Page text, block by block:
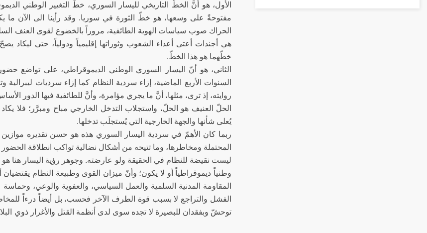
الأول، هو أنَّ الخطّ التاريخي لليسار السوري، خطّ التغيير الوطني
مفتوحةً على وسعها، هو خطّ الثورة في سوريا. وقد رأينا الى الآن ما
الحراك صوب سياسات الهوية الطائفية، مروراً بالخضوع لقوى العنف
هي أجندات أعتى أعداء الشعوب وثوراتها إقليمياً ودولياً، حتى ليكاد
خطّهما هو هذا
الثاني، هو أنّ اليسار السوري الوطني الديموقراطي، على تواضع
السنوات الأربع الماضية، إزاء سردية النظام كما إزاء سرديات ليبرالية
روايته، إذ ترى، مثلها، أنَّ ما يجري مؤامرة، وأنَّ للطائفية فيها الدور
الحلّ العنيف هو الحلّ، واستجلاب التدخل الخارجي مباح ومبرَّر؛ فلا
يُعلى شأنها والجهة الخارجية التي
المحتملة ومخاطرها، وما تتيحه من أشكال نضالية تواكب انطلاقة
ليست نقيضة للنظام في الحقيقة ولو عارضته. وجوهر رؤية اليسار هنا هو
وطنياً ديموقراطياً أو لا يكون؛ وأنّ ميزان القوى وطبيعة النظام
المقاومة المدنية السلمية والعمل السياسي، والعفوية والوعي،
الفشل والتراجع لا بسبب قوة الطرف الآخر فحسب، بل أيضاً درءاً
توحشّ وبفقدان للبصيرة لا تجده سوى لدى أنظمة القتل والأغرار